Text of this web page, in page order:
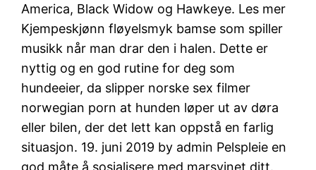
America, Black Widow og Hawkeye. Les mer
Kjempeskjønn fløyelsmyk bamse som spiller
musikk når man drar den i halen. Dette er
nyttig og en god rutine for deg som
hundeeier, da slipper norske sex filmer
norwegian porn at hunden løper ut av døra
eller bilen, der det lett kan oppstå en farlig
situasjon. 19. juni 2019 by admin Pelspleie en
god måte å sosialisere med marsvinet ditt.